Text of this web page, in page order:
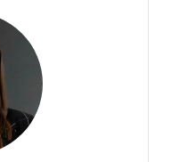
Telefon: